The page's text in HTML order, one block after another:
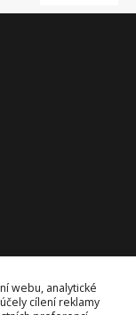
webu, analytické
cílení reklamy